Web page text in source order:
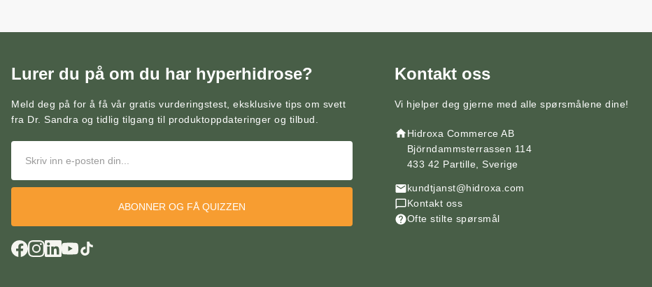
Lurer du på om du har hyperhidrose?
Meld deg på for å få vår gratis vurderingstest, eksklusive tips om svett
fra Dr. Sandra og tidlig tilgang til produktoppdateringer og tilbud.
ABONNER OG FÅ QUIZZEN
Kontakt oss
Vi hjelper deg gjerne med alle spørsmålene dine!
Hidroxa Commerce AB
Björndammsterrassen 114
433 42 Partille, Sverige
kundtjanst@hidroxa.com
Kontakt oss
Ofte stilte spørsmål